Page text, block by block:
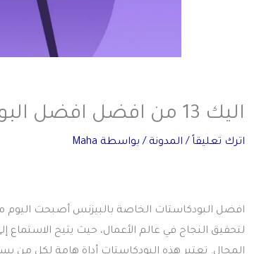
اليك 13 من افضل افضل البودكاستات الخاصة بالبيزنس عام 2026
اترك تعليقاً / المدونة / بواسطة Maha
افضل البودكاستات الخاصة بالبيزنس أصبحت اليوم
لتحقيق النجاح في عالم الأعمال، حيث يتيح الاستماع
المجال. تعتبر هذه البودكاستات أداة هامة لكل من